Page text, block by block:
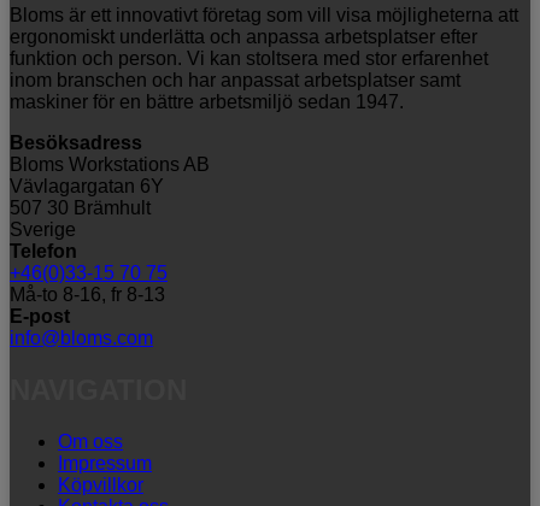
Bloms är ett innovativt företag som vill visa möjligheterna att
ergonomiskt underlätta och anpassa arbetsplatser efter
funktion och person. Vi kan stoltsera med stor erfarenhet
inom branschen och har anpassat arbetsplatser samt
maskiner för en bättre arbetsmiljö sedan 1947.
Besöksadress
Bloms Workstations AB
Vävlagargatan 6Y
507 30 Brämhult
Sverige
Telefon
+46(0)33-15 70 75
Må-to 8-16, fr 8-13
E-post
info@bloms.com
Om oss
Impressum
Köpvillkor